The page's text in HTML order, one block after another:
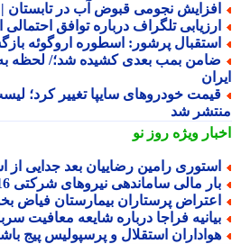
نجومی قبوض آب در تابستان |
تلگراف درباره توافق احتمالی
پرشور: اسطوره اروگوئه
بمب بعدی کشیده شد؛/ لحظه به لحظه
شد
ویژهروز نو
رامین رضاییان بعد جدایی از
مالی ساماندهی نیروهای شرکتی 16 همت است
پرستاران بیمارستان فیاض بخش
فراجا درباره شایعه معافیت
استقلال و پرسپولیس پیج